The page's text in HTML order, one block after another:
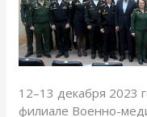
12–13 декабря 2023
филиале Военно-
состояний»,
сбор
главных
терапевтов
округов,
флотов